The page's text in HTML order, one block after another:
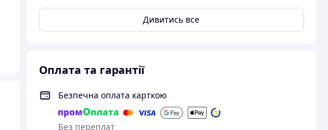
Дивитись все
Оплата та гарантії
Безпечна оплата карткою
Без переплат